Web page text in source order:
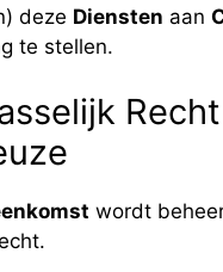
deze Diensten aan
te stellen.
wordt